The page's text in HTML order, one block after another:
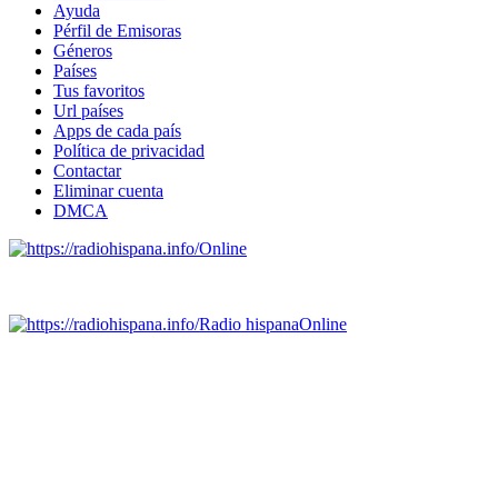
Ayuda
Pérfil de Emisoras
Géneros
Países
Tus favoritos
Url países
Apps de cada país
Política de privacidad
Contactar
Eliminar cuenta
DMCA
Online
Radio hispanaOnline